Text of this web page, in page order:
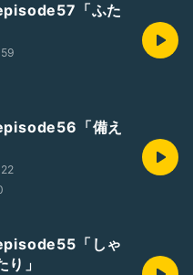
「ふた
「備え
「しゃ
」